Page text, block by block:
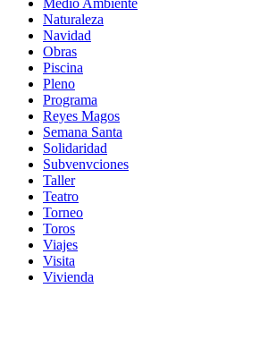
Medio Ambiente
Naturaleza
Navidad
Obras
Piscina
Pleno
Programa
Reyes Magos
Semana Santa
Solidaridad
Subvenvciones
Taller
Teatro
Torneo
Toros
Viajes
Visita
Vivienda